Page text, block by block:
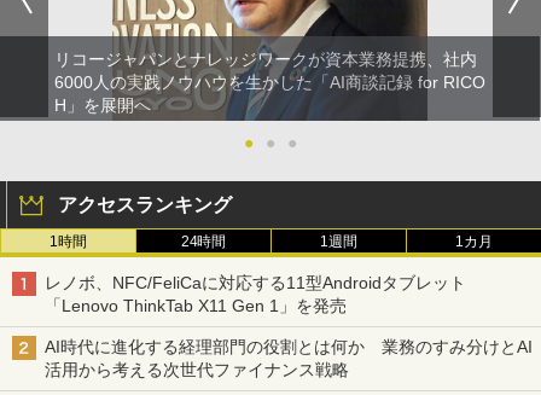
リコージャパンとナレッジワークが資本業務提携、社内
6000人の実践ノウハウを生かした「AI商談記録 for RICO
H」を展開へ
●
● ●
アクセスランキング
1時間 24時間 1週間 1カ月
レノボ、NFC/FeliCaに対応する11型Androidタブレット
「Lenovo ThinkTab X11 Gen 1」を発売
AI時代に進化する経理部門の役割とは何か 業務のすみ分けとAI
活用から考える次世代ファイナンス戦略